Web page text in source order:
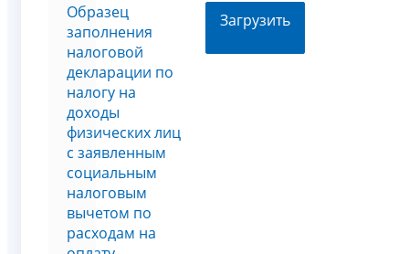
Образец
заполнения
налоговой
декларации по
налогу на
доходы
физических лиц
с заявленным
социальным
налоговым
вычетом по
расходам на
Загрузить